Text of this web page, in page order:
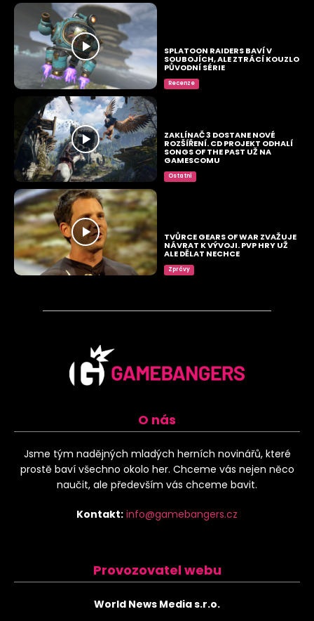
SPLATOON RAIDERS BAVÍ V
SOUBOJÍCH, ALE ZTRÁCÍ KOUZLO
PŮVODNÍ SÉRIE
Recenze
ZAKLÍNAČ 3 DOSTANE NOVÉ
ROZŠÍŘENÍ. CD PROJEKT ODHALÍ
SONGS OF THE PAST UŽ NA
GAMESCOMU
Ostatní
TVŮRCE GEARS OF WAR ZVAŽUJE
NÁVRAT K VÝVOJI. PVP HRY UŽ
ALE DĚLAT NECHCE
Zprávy
O nás
Jsme tým nadějných mladých herních novinářů, které
prostě baví všechno okolo her. Chceme vás nejen něco
naučit, ale především vás chceme bavit.
Kontakt: info@gamebangers.cz
Provozovatel webu
World News Media s.r.o.